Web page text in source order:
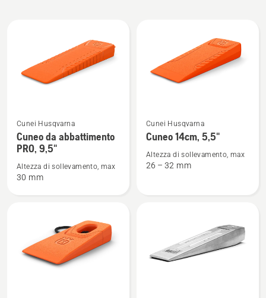
prodotti
maggiori
dettagli
Cuneo
Cunei Husqvarna
Cuneo da abbattimento
PRO, 9,5"
Altezza di sollevamento, max
30 mm
maggiori
dettagli
su
Cuneo
Cunei Husqvarna
Cuneo 14cm, 5,5"
Altezza di sollevamento, max
26 – 32 mm